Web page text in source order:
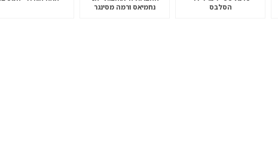
הסלבס
נחמיאס ורמה מסינגר